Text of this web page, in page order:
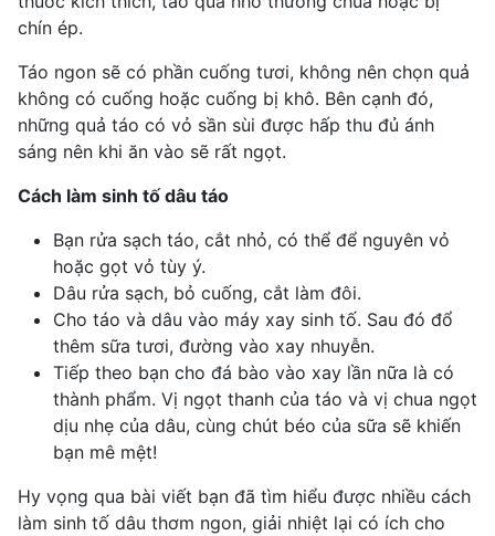
chín ép.
Táo ngon sẽ có phần cuống tươi, không nên chọn quả
không có cuống hoặc cuống bị khô. Bên cạnh đó,
những quả táo có vỏ sần sùi được hấp thu đủ ánh
sáng nên khi ăn vào sẽ rất ngọt.
Cách làm sinh tố dâu táo
Bạn rửa sạch táo, cắt nhỏ, có thể để nguyên vỏ
hoặc gọt vỏ tùy ý.
Dâu rửa sạch, bỏ cuống, cắt làm đôi.
Cho táo và dâu vào máy xay sinh tố. Sau đó đổ
thêm sữa tươi, đường vào xay nhuyễn.
Tiếp theo bạn cho đá bào vào xay lần nữa là có
thành phẩm. Vị ngọt thanh của táo và vị chua ngọt
dịu nhẹ của dâu, cùng chút béo của sữa sẽ khiến
bạn mê mệt!
Hy vọng qua bài viết bạn đã tìm hiểu được nhiều cách
làm sinh tố dâu thơm ngon, giải nhiệt lại có ích cho